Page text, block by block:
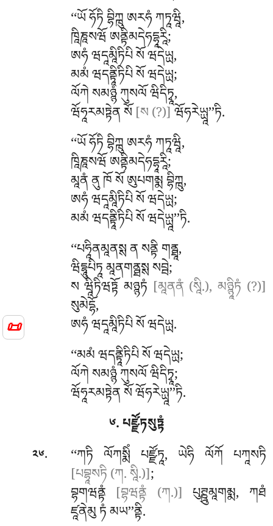
📜
‘‘ཡོཧོཏི བྷིཀྑུ ཨརཧཾ ཀཏཱཝཱི,
ཁཱིཎཱསཝོ ཨནྟིམདེཧདྷཱརཱི;
ཨཧཾ ཝདཱམཱིཏིཔི སོ ཝདེཡྻ,
མམཾ ཝདནྟཱིཏིཔི སོ ཝདེཡྻ;
ལོཀེ སམཉྙཾ ཀུསལོ ཝིདིཏྭཱ,
ཝོཧཱརམཏྟེན སོ[ས (?)]ཝོཧརེཡྻཱ’’ཏི.
‘‘ཡོ ཧོཏི བྷིཀྑུ ཨརཧཾ ཀཏཱཝཱི,
ཁཱིཎཱསཝོ ཨནྟིམདེཧདྷཱརཱི;
མཱནཾ ནུ ཁོ སོ ཨུཔགམྨ བྷིཀྑུ,
ཨཧཾ ཝདཱམཱིཏིཔི སོ ཝདེཡྻ;
མམཾ ཝདནྟཱིཏིཔི སོ ཝདེཡྻཱ’’ཏི.
‘‘པཧཱིནམཱནསྶ ན སནྟི གནྠཱ,
ཝིདྷཱུཔིཏཱ མཱནགནྠསྶ སབྦེ;
ས ཝཱིཏིཝཏྟོ མཉྙཏཾ [མཱནནཾ (སཱི.), མཉྙཱིཏཾ (?)]
སུམེདྷོ,
ཨཧཾཝདཱམཱིཏིཔི སོ ཝདེཡྻ.
‘‘མམཾ ཝདནྟཱིཏིཔི སོ ཝདེཡྻ;
ལོཀེ སམཉྙཾ ཀུསལོ ཝིདིཏྭཱ;
ཝོཧཱརམཏྟེན སོ ཝོཧརེཡྻཱ’’ཏི.
༦. པཛྫོཏསུཏྟཾ
༢༦. ‘‘ཀཏིལོཀསྨིཾ པཛྫོཏཱ, ཡེཧི ལོཀོ པཀཱསཏི
[པབྷཱསཏི (ཀ. སཱི.)];
བྷགཝནྟཾ [བྷཝནྟཾ (ཀ.)] པུཊྛུམཱགམྨ, ཀཐཾ
ཛཱནེམུ ཏཾ མཡ’’ནྟི.